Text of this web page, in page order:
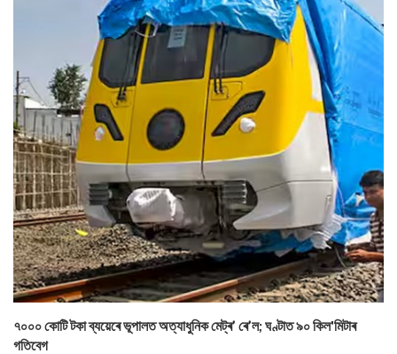
৭০০০ কোটি টকা ব্যয়েৰে ভূপালত অত্যাধুনিক মেট্ৰ’ ৰে’ল; ঘণ্টাত ৯০ কিল'মিটাৰ
গতিবেগ